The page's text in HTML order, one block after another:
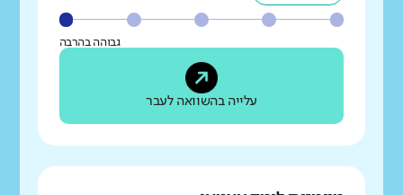
גבוהה בהרבה
עלייה בהשוואה לעבר